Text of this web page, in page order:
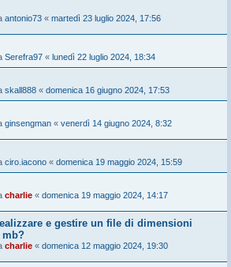
antonio73 « martedì 23 luglio 2024, 17:56
Serefra97 « lunedì 22 luglio 2024, 18:34
skall888 « domenica 16 giugno 2024, 17:53
ginsengman « venerdì 14 giugno 2024, 8:32
ciro.iacono « domenica 19 maggio 2024, 15:59
charlie « domenica 19 maggio 2024, 14:17
e gestire un file di dimensioni
mb?
charlie « domenica 12 maggio 2024, 19:30